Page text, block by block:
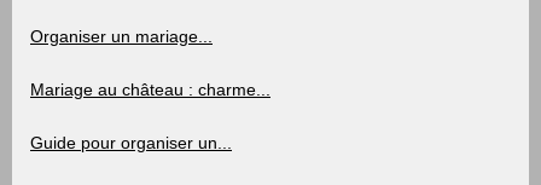
Organiser un mariage...
Mariage au château : charme...
Guide pour organiser un...